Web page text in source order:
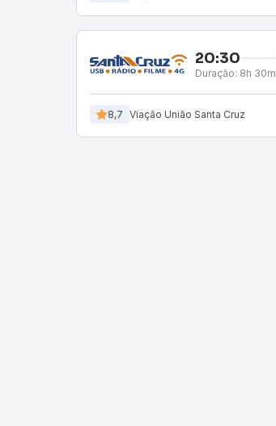
20:30
Duração: 8h 30m
8,7 Viação União Santa Cruz